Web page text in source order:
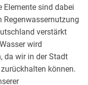
Elemente sind dabei
Regenwassernutzung
verstärkt
wird
da wir in der Stadt
können.